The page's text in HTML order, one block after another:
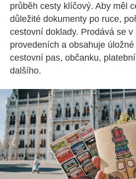
průběh cesty klíčový. Aby měl
důležité dokumenty po ruce,
cestovní doklady. Prodává se v
provedeních a obsahuje
cestovní pas, občanku,
dalšího.